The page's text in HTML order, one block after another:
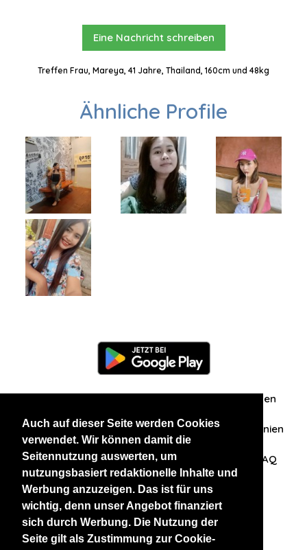
Auch auf dieser Seite werden Cookies
verwendet. Wir können damit die
Seitennutzung auswerten, um
nutzungsbasiert redaktionelle Inhalte und
Werbung anzuzeigen. Das ist für uns
wichtig, denn unser Angebot finanziert
sich durch Werbung. Die Nutzung der
Seite gilt als Zustimmung zur Cookie-
Eine Nachricht schreiben
Treffen Frau, Mareya, 41 Jahre, Thailand, 160cm und 48kg
Ähnliche Profile
Zuschriften/Erfahrungen
Datenschutzerklärung AGB Datenschutzrichtlinien
Nehmen Sie Kontakt mit uns auf FAQ
Unsere anderen Websites
BlackAndBeauties RussianKisses